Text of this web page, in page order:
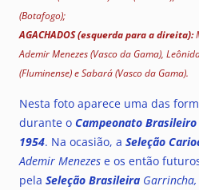
(Botafogo);
AGACHADOS (esquerda para a direita):
Ademir Menezes (Vasco da Gama),
(Fluminense) e Sabará (Vasco da Gama).
Nesta foto aparece uma das
durante o Campeonato Brasileiro
1954. Na ocasião, a Seleção
Ademir Menezes e os então
pela Seleção Brasileira